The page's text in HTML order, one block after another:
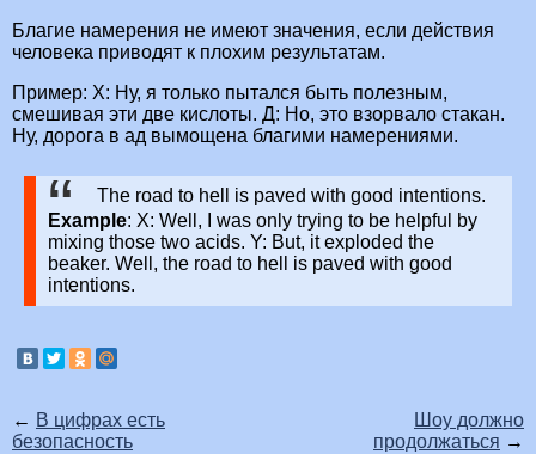
Благие намерения не имеют значения, если действия
человека приводят к плохим результатам.
Пример: X: Ну, я только пытался быть полезным,
смешивая эти две кислоты. Д: Но, это взорвало стакан.
Ну, дорога в ад вымощена благими намерениями.
The road to hell is paved with good intentions.
Example: X: Well, I was only trying to be helpful by
mixing those two acids. Y: But, it exploded the
beaker. Well, the road to hell is paved with good
intentions.
← В цифрах есть
безопасность
Шоу должно
продолжаться →